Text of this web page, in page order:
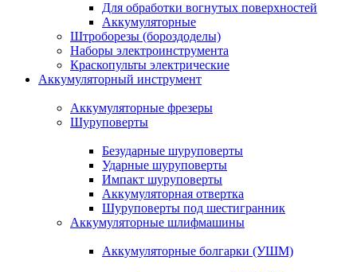
Для обработки вогнутых поверхностей
Аккумуляторные
Штроборезы (бороздоделы)
Наборы электроинструмента
Краскопульты электрические
Аккумуляторный инструмент
Аккумуляторные фрезеры
Шуруповерты
Безударные шуруповерты
Ударные шуруповерты
Импакт шуруповерты
Аккумуляторная отвертка
Шуруповерты под шестигранник
Аккумуляторные шлифмашины
Аккумуляторные болгарки (УШМ)